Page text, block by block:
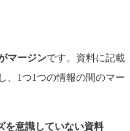
マージンです。 資料に記載
、 1つ1つの情報の間のマー
を意識していない資料